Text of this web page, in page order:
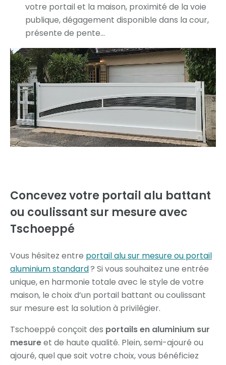
votre portail et la maison, proximité de la voie
publique, dégagement disponible dans la cour,
présente de pente…
Concevez votre portail alu battant
ou coulissantsur mesure avec
Tschoeppé
Vous hésitez entre portail alu sur mesure ou portail
aluminium standard? Si vous souhaitez une entrée
unique, en harmonie totale avec le style de votre
maison, le choix d’un portail battant ou coulissant
sur mesure est la solution à privilégier.
Tschoeppé conçoit des portails en aluminium sur
mesureet de haute qualité. Plein, semi-ajouré ou
ajouré, quel que soit votre choix, vous bénéficiez